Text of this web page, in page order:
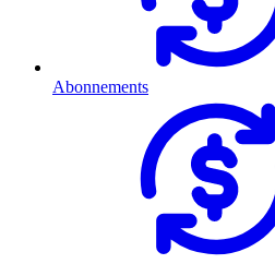
Abonnements